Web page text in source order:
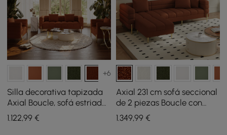
+6
Silla decorativa tapizada
Axial Boucle, sofá estriado
de 200 cm con patas y
almohadas doradas
1.122,99 €
Axial 231 cm sofá seccional
de 2 piezas Boucle con
otomana, patas doradas y
cojines
1.349,99€